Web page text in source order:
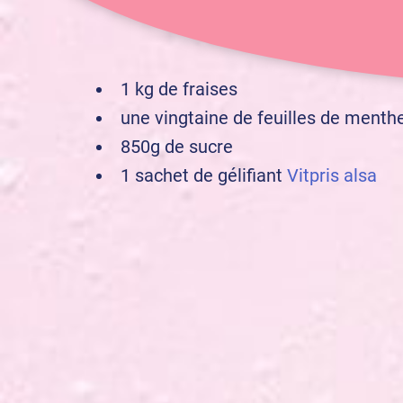
1 kg de fraises
une vingtaine de feuilles de
850g de sucre
1 sachet de gélifiant Vitpris alsa